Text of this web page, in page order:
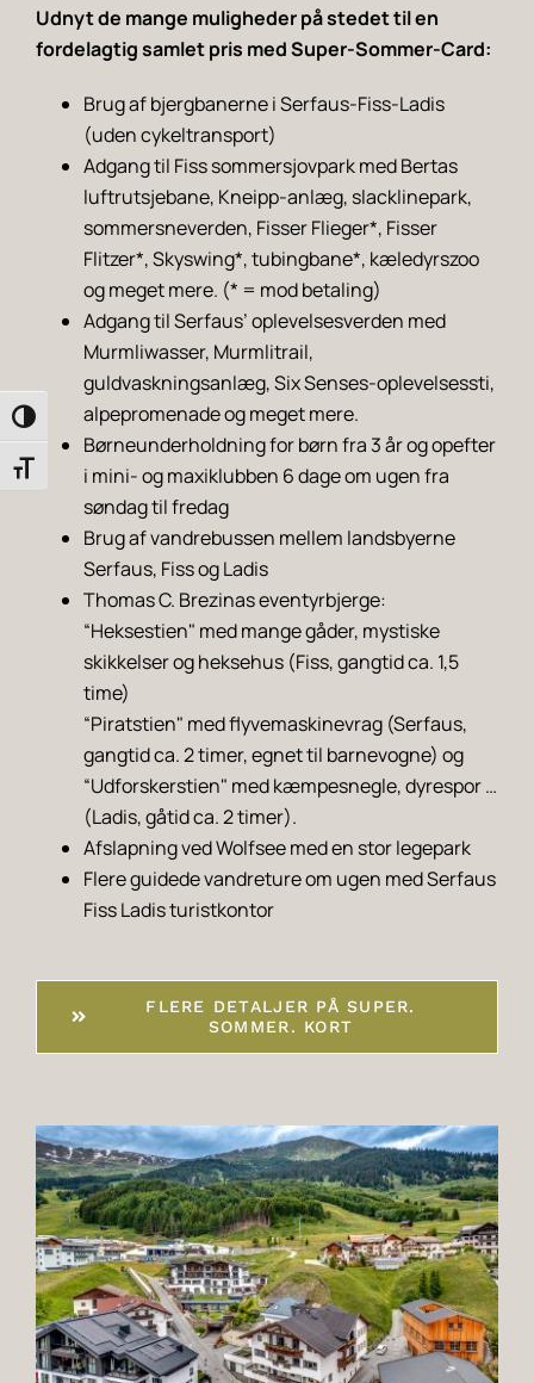
Toggle High Contrast
Toggle Font size
Udnyt de mange muligheder på stedet til en
fordelagtig samlet pris med Super-Sommer-Card:
Brug af bjergbanerne i Serfaus-Fiss-Ladis
(uden cykeltransport)
Adgang til Fiss sommersjovpark med Bertas
luftrutsjebane, Kneipp-anlæg, slacklinepark,
sommersneverden, Fisser Flieger*, Fisser
Flitzer*, Skyswing*, tubingbane*, kæledyrszoo
og meget mere. (* = mod betaling)
Adgang til Serfaus’ oplevelsesverden med
Murmliwasser, Murmlitrail,
guldvaskningsanlæg, Six Senses-oplevelsessti,
alpepromenade og meget mere.
Børneunderholdning for børn fra 3 år og opefter
i mini- og maxiklubben 6 dage om ugen fra
søndag til fredag
Brug af vandrebussen mellem landsbyerne
Serfaus, Fiss og Ladis
Thomas C. Brezinas eventyrbjerge:
“Heksestien" med mange gåder, mystiske
skikkelser og heksehus (Fiss, gangtid ca. 1,5
time)
“Piratstien" med flyvemaskinevrag (Serfaus,
gangtid ca. 2 timer, egnet til barnevogne) og
“Udforskerstien" med kæmpesnegle, dyrespor …
(Ladis, gåtid ca. 2 timer).
Afslapning ved Wolfsee med en stor legepark
Flere guidede vandreture om ugen med Serfaus
Fiss Ladis turistkontor
FLERE DETALJER PÅ SUPER.
SOMMER. KORT